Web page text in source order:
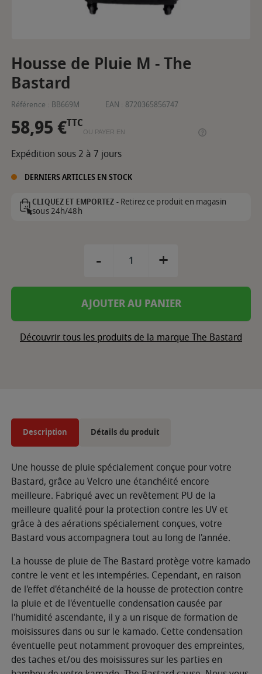
Housse de Pluie M - The
Bastard
Référence : BB669M EAN : 8720365856747
58,95 €TTC
OU PAYER EN
Expédition sous 2 à 7 jours
DERNIERS ARTICLES EN STOCK
CLIQUEZ ET EMPORTEZ -Retirez ce produit en magasin
sous 24h/48h
- +
AJOUTER AU PANIER
Découvrir tous les produits de la marque The Bastard
Description Détails du produit
Une housse de pluie spécialement conçue pour votre
Bastard, grâce au Velcro une étanchéité encore
meilleure. Fabriqué avec un revêtement PU de la
meilleure qualité pour la protection contre les UV et
grâce à des aérations spécialement conçues, votre
Bastard vous accompagnera tout au long de l'année.
La housse de pluie de The Bastard protège votre kamado
contre le vent et les intempéries. Cependant, en raison
de l'effet d'étanchéité de la housse de protection contre
la pluie et de l'éventuelle condensation causée par
l'humidité ascendante, il y a un risque de formation de
moisissures dans ou sur le kamado. Cette condensation
éventuelle peut notamment provoquer des empreintes,
des taches et/ou des moisissures sur les parties en